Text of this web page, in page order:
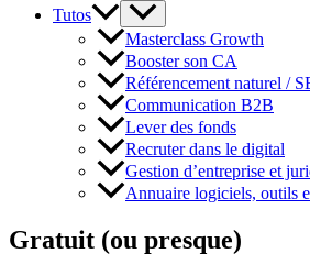
Tutos
Masterclass Growth
Booster son CA
Référencement naturel /
Communication B2B
Lever des fonds
Recruter dans le digital
Gestion d’entreprise et
Annuaire logiciels, outils
Gratuit (ou presque)